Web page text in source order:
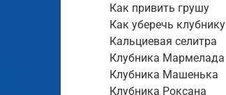
Как привить грушу
Как уберечь клубнику
Кальциевая селитра
Клубника Мармелада
Клубника Машенька
Клубника Роксана